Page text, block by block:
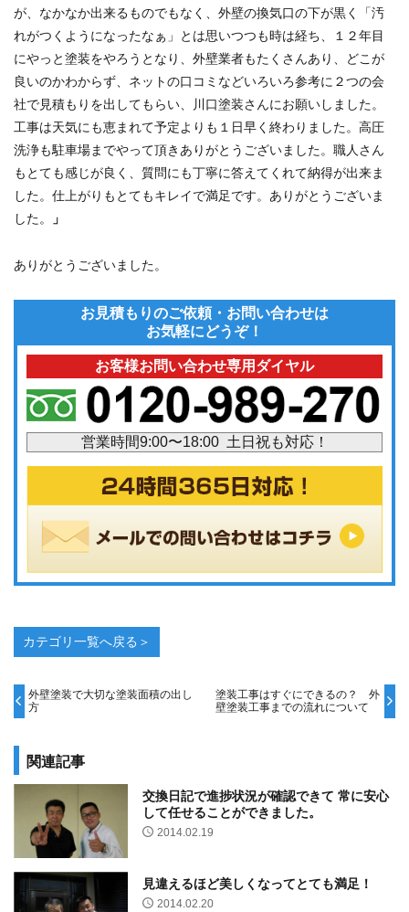
が、なかなか出来るものでもなく、外壁の換気口の下が黒く「汚
れがつくようになったなぁ」とは思いつつも時は経ち、１２年目
にやっと塗装をやろうとなり、外壁業者もたくさんあり、どこが
良いのかわからず、ネットの口コミなどいろいろ参考に２つの会
社で見積もりを出してもらい、川口塗装さんにお願いしました。
工事は天気にも恵まれて予定よりも１日早く終わりました。高圧
洗浄も駐車場までやって頂きありがとうございました。職人さん
もとても感じが良く、質問にも丁寧に答えてくれて納得が出来ま
した。仕上がりもとてもキレイで満足です。ありがとうございま
した。
」
ありがとうございました。
お見積もりのご依頼・お問い合わせは
お気軽にどうぞ！
お客様お問い合わせ専用ダイヤル
営業時間9:00〜18:00 土日祝も対応！
カテゴリ一覧へ戻る＞
外壁塗装で大切な塗装面積の出し
方
塗装工事はすぐにできるの？ 外
壁塗装工事までの流れについて
関連記事
交換日記で進捗状況が確認できて 常に安心
して任せることができました。
2014.02.19
見違えるほど美しくなってとても満足！
2014.02.20